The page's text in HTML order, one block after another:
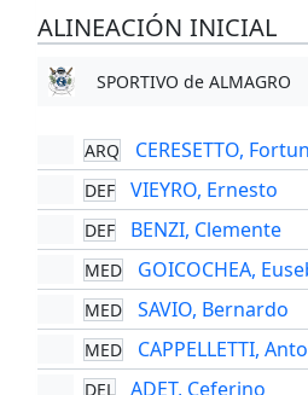
ALINEACIÓN INICIAL
SPORTIVO de ALMAGRO
ARQ CERESETTO,
DEF VIEYRO, Ernesto
DEF BENZI, Clemente
MED GOICOCHEA,
MED SAVIO, Bernardo
MED CAPPELLETTI,
DEL ADET, Ceferino